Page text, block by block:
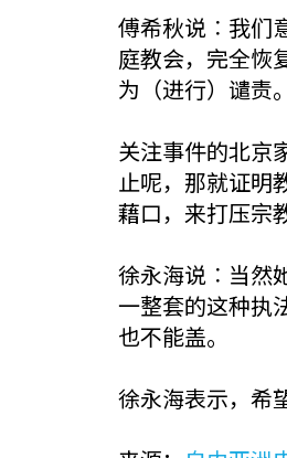
傅希秋说︰我们
庭教会，完全恢
为（进行）谴责。
关注事件的北京
止呢，那就证明
藉口，来打压宗
徐永海说︰当然
一整套的这种执
也不能盖。
徐永海表示，希